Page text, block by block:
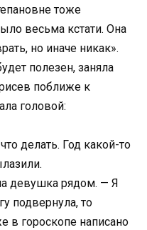
тоже
весьма кстати. Она
но иначе никак».
полезен, заняла
поближе к
головой:
делать. Год какой-то
девушка рядом. — Я
подвернула, то
в гороскопе написано